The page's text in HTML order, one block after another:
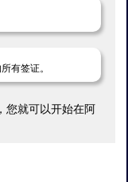
有签证。
您就可以开始在阿